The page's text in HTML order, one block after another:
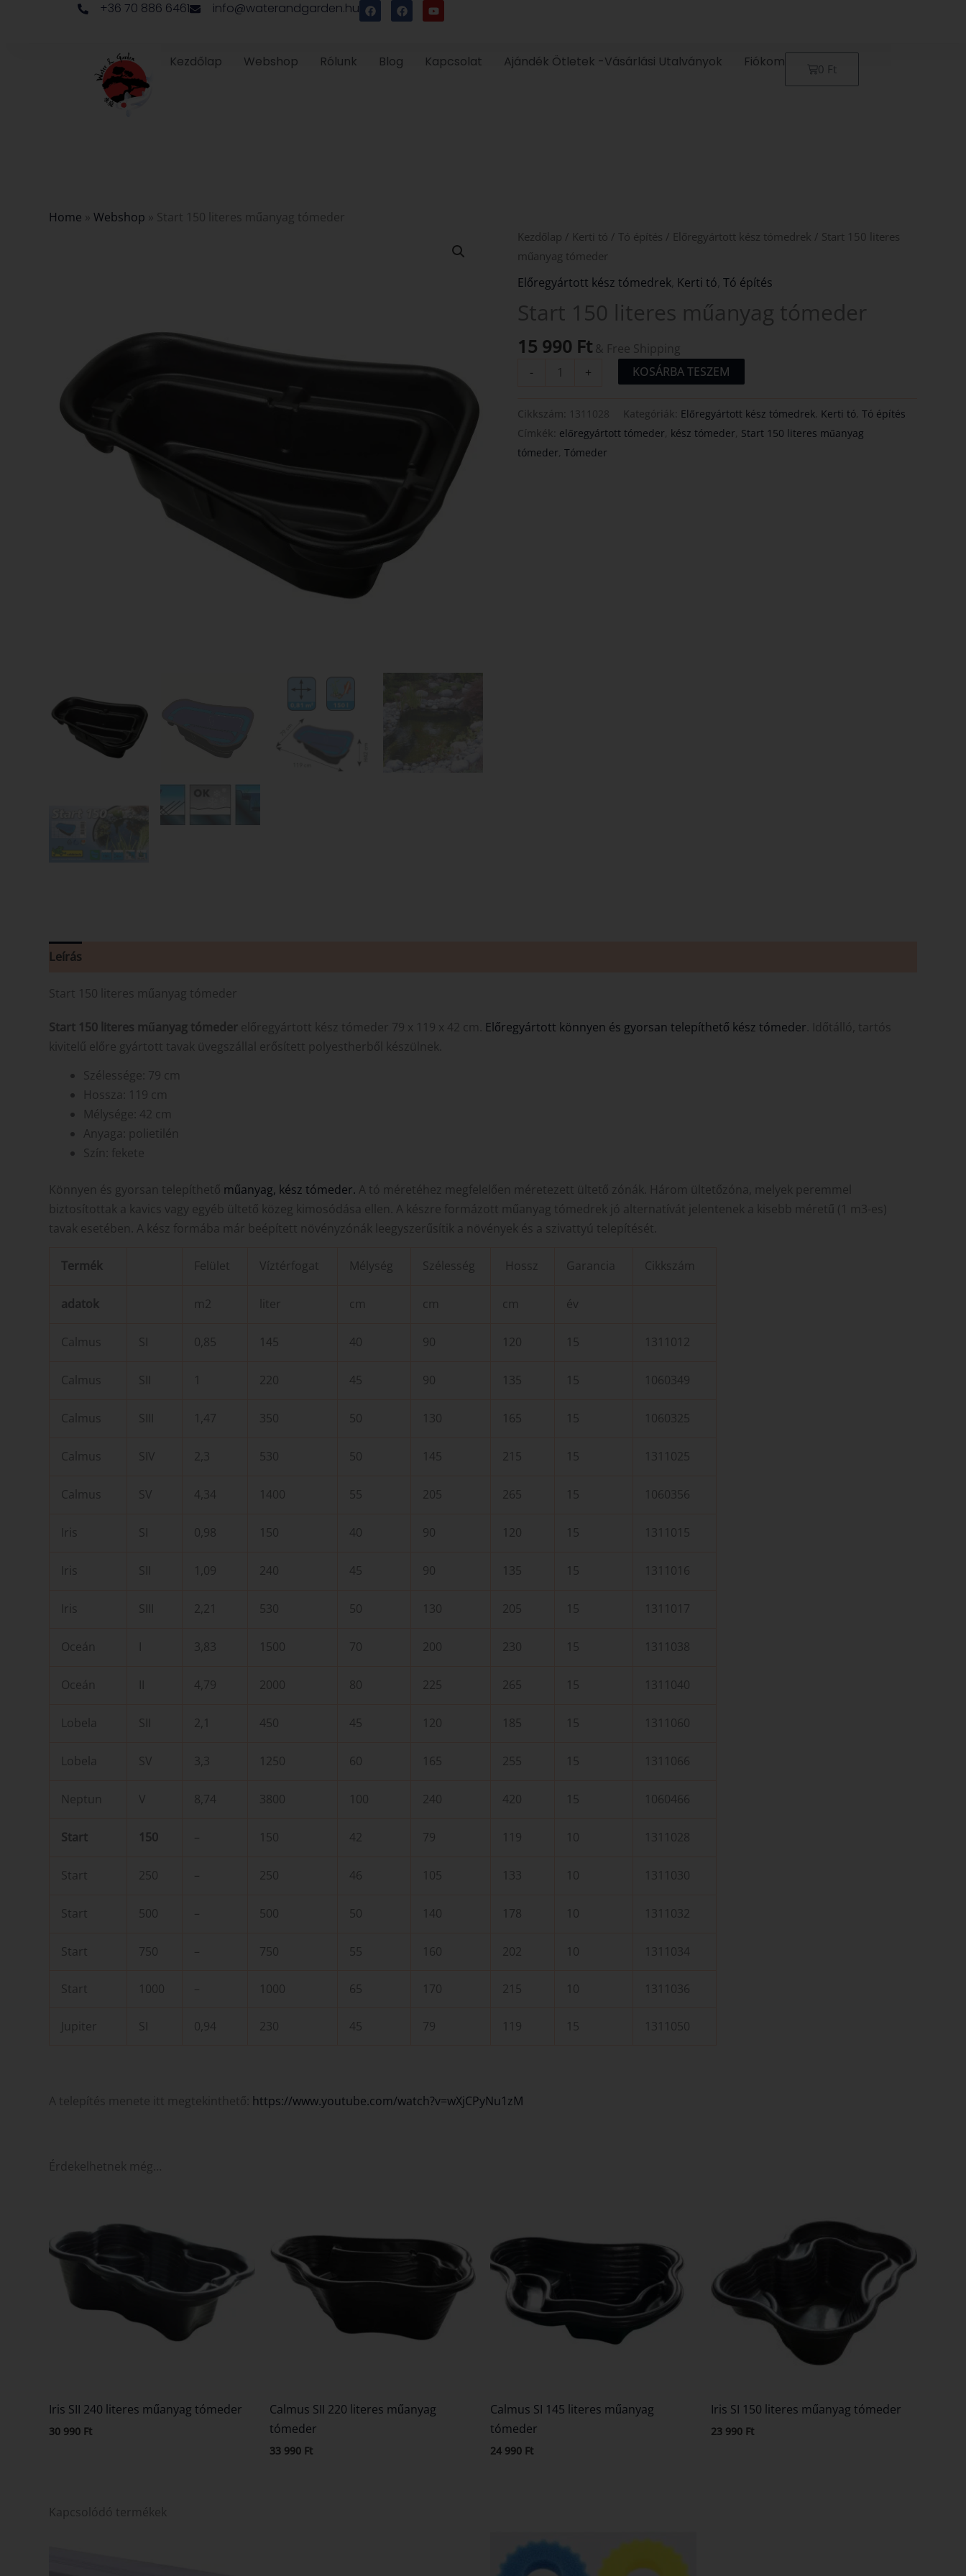
+36 70 886 6461 info@waterandgarden.hu F
a
c
F
a
c
o
o
Y
o
u
b
e
Kezdőlap Webshop Rólunk Blog Kapcsolat Ajándék Ötletek -Vásárlási Utalványok Fiókom 0 Ft
Kosár
Home » Webshop » Start 150 literes műanyag tómeder
Kezdőlap / Kerti tó /Tó építés / Előregyártott kész tómedrek / Start 150 literes
műanyag tómeder
Előregyártott kész tómedrek Kerti tó ,Tó építés
Start 150 literes műanyag tómeder
15 990 Ft & Free Shipping
-
Start
150
literes
műanyag
tómeder
+ KOSÁRBA TESZEM
Cikkszám: 1311028 Kategóriák: Előregyártott kész tómedrek, Kerti tó,Tó építés
Címkék: előregyártott tómeder, kész tómeder, Start 150 literes műanyag
tómeder,Tómeder
Leírás
Start 150 literes műanyag tómeder
Start 150 literes műanyag tómeder előregyártott kész tómeder 79 x 119 x 42 cm. Előregyártott könnyen és gyorsan telepíthető kész tómeder . Időtálló, tartós
kivitelű előre gyártott tavak üvegszállal erősített polyestherből készülnek.
Szélessége: 79 cm
Hossza: 119 cm
Mélysége: 42 cm
Anyaga: polietilén
Szín: fekete
Könnyen és gyorsan telepíthető műanyag, kész tómeder. A tó méretéhez megfelelően méretezett ültető zónák. Három ültetőzóna, melyek peremmel
biztosítottak a kavics vagy egyéb ültető közeg kimosódása ellen. A készre formázott műanyag tómedrek jó alternatívát jelentenek a kisebb méretű (1 m3-es)
tavak esetében. A kész formába már beépített növényzónák leegyszerűsítik a növények és a szivattyú telepítését.
Termék Felület Víztérfogat Mélység Szélesség Hossz Garancia Cikkszám
adatok m2 liter cm cm cm év
Calmus SI 0,85 145 40 90 120 15 1311012
Calmus SII 1 220 45 90 135 15 1060349
Calmus SIII 1,47 350 50 130 165 15 1060325
Calmus SIV 2,3 530 50 145 215 15 1311025
Calmus SV 4,34 1400 55 205 265 15 1060356
Iris SI 0,98 150 40 90 120 15 1311015
Iris SII 1,09 240 45 90 135 15 1311016
Iris SIII 2,21 530 50 130 205 15 1311017
Oceán 3,83 1500 70 200 230 15 1311038
Oceán 4,79 2000 80 225 265 15 1311040
Lobela SII 2,1 450 45 120 185 15 1311060
Lobela SV 3,3 1250 60 165 255 15 1311066
Neptun V 8,74 3800 100 240 420 15 1060466
Start 150 – 150 42 79 119 10 1311028
Start 250 – 250 46 105 133 10 1311030
Start 500 – 500 50 140 178 10 1311032
Start 750 – 750 55 160 202 10 1311034
Start 1000 – 1000 65 170 215 10 1311036
Jupiter SI 0,94 230 45 79 119 15 1311050
A telepítés menete itt megtekinthető: https://www.youtube.com/watch?v=wXjCPyNu1zM
Érdekelhetnek még…
Iris SII 240 literes műanyag tómeder
30 990 Ft
Calmus SII 220 literes műanyag
tómeder
33 990 Ft
Calmus SI 145 literes műanyag
tómeder
24 990 Ft
Iris SI 150 literes műanyag tómeder
23 990 Ft
Kapcsolódó termékek